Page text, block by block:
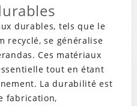
durables, tels que le
recyclé, se généralise
Ces matériaux
tout en étant
La durabilité est
fabrication,